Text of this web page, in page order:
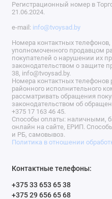
Регистрационный номер в
21.06.2024.
e-mail: info@tvoysad.by
Номера контактных
уполномоченного продавцом
покупателей о нарушении их
законодательством о защите
38, info@tvoysad.by.
Номера контактных телефонов
районного исполнительного
рассматривать обращения
законодательством об
+375 17 163 46 45.
Способы оплаты: наличными,
онлайн на сайте, ЕРИП.
и РБ, самовывоз.
Политика в отношении
Контактные телефоны:
+375 33 653 65 38
+375 29 656 65 68